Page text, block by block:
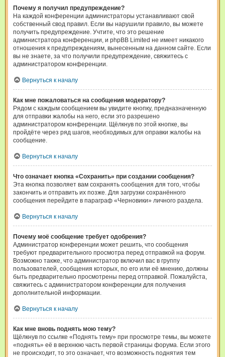
Почему я получил предупреждение?
На каждой конференции администраторы устанавливают свой
собственный свод правил. Если вы нарушили правило, вы можете
получить предупреждение. Учтите, что это решение
администратора конференции, и phpBB Limited не имеет никакого
отношения к предупреждениям, вынесенным на данном сайте. Если
вы не знаете, за что получили предупреждение, свяжитесь с
администратором конференции.
Вернуться к началу
Как мне пожаловаться на сообщения модератору?
Рядом с каждым сообщением вы увидите кнопку, предназначенную
для отправки жалобы на него, если это разрешено
администратором конференции. Щёлкнув по этой кнопке, вы
пройдёте через ряд шагов, необходимых для оправки жалобы на
сообщение.
Вернуться к началу
Что означает кнопка «Сохранить» при создании сообщения?
Эта кнопка позволяет вам сохранять сообщения для того, чтобы
закончить и отправить их позже. Для загрузки сохранённого
сообщения перейдите в параграф «Черновики» личного раздела.
Вернуться к началу
Почему моё сообщение требует одобрения?
Администратор конференции может решить, что сообщения
требуют предварительного просмотра перед отправкой на форум.
Возможно также, что администратор включил вас в группу
пользователей, сообщения которых, по его или её мнению, должны
быть предварительно просмотрены перед отправкой. Пожалуйста,
свяжитесь с администратором конференции для получения
дополнительной информации.
Вернуться к началу
Как мне вновь поднять мою тему?
Щёлкнув по ссылке «Поднять тему» при просмотре темы, вы можете
«поднять» её в верхнюю часть первой страницы форума. Если этого
не происходит, то это означает, что возможность поднятия тем